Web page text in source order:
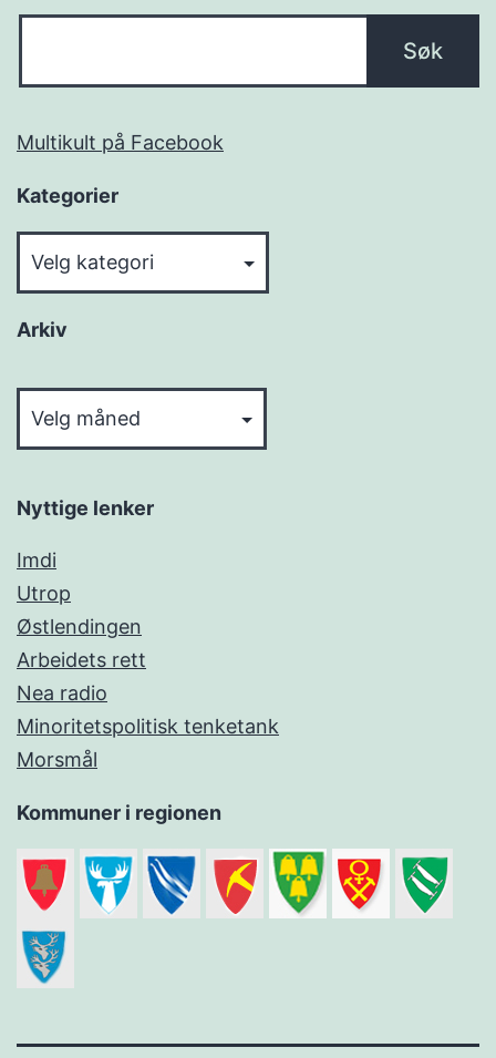
Multikult på Facebook
Kategorier
Arkiv
Nyttige lenker
Imdi
Utrop
Østlendingen
Arbeidets rett
Nea radio
Minoritetspolitisk tenketank
Morsmål
Kommuner i regionen